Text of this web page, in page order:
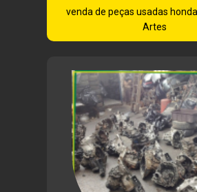
venda de peças usadas
Artes